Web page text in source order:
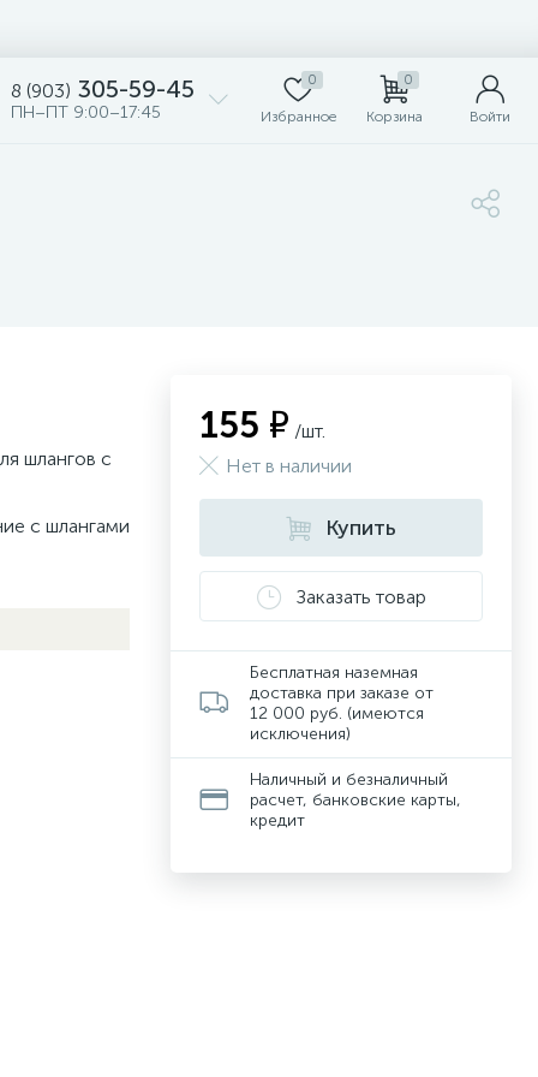
8 (903) 305-59-45
ПН–ПТ 9:00–17:45
0
Избранное
0
Корзина Войти
шлангов с
с шлангами
155 ₽ /шт.
Нет в наличии
Купить
Заказать товар
Бесплатная наземная
доставка при заказе от
12 000 руб. (имеются
исключения)
Наличный и безналичный
расчет, банковские карты,
кредит